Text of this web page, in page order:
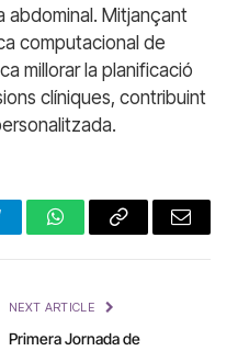
abdominal. Mitjançant
computacional de
millorar la planificació
clíniques, contribuint
WhatsAppCopy
Email
NEXT ARTICLE
Primera Jornada de